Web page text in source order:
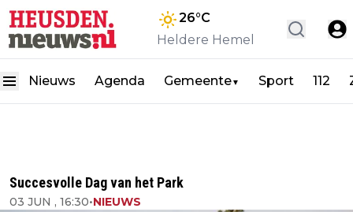
26°C
Heldere Hemel
Nieuws Agenda Gemeente▼ Sport 112
Succesvolle Dag van het Park
03 JUN , 16:30•NIEUWS